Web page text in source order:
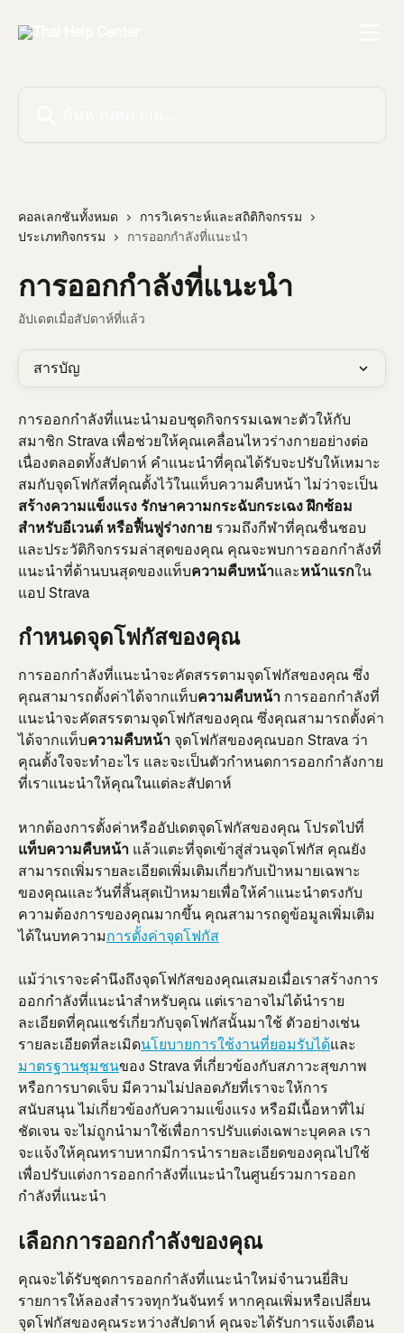
คอลเลกชันทั้งหมด
การวิเคราะห์และสถิติกิจกรรม
ประเภทกิจกรรม
การออกกำลังที่แนะนำ
การออกกำลังที่แนะนำ
อัปเดตเมื่อสัปดาห์ที่แล้ว
สารบัญ
การออกกำลังที่แนะนำมอบชุดกิจกรรมเฉพาะตัวให้กับ
สมาชิก Strava เพื่อช่วยให้คุณเคลื่อนไหวร่างกายอย่างต่อ
เนื่องตลอดทั้งสัปดาห์ คำแนะนำที่คุณได้รับจะปรับให้เหมาะ
สมกับจุดโฟกัสที่คุณตั้งไว้ในแท็บความคืบหน้า ไม่ว่าจะเป็น
สร้างความแข็งแรง รักษาความกระฉับกระเฉง ฝึกซ้อม
สำหรับอีเวนต์ หรือฟื้นฟูร่างกาย รวมถึงกีฬาที่คุณชื่นชอบ
และประวัติกิจกรรมล่าสุดของคุณ คุณจะพบการออกกำลังที่
แนะนำที่ด้านบนสุดของแท็บความคืบหน้าและหน้าแรกใน
แอป Strava
กำหนดจุดโฟกัสของคุณ
การออกกำลังที่แนะนำจะคัดสรรตามจุดโฟกัสของคุณ ซึ่ง
คุณสามารถตั้งค่าได้จากแท็บความคืบหน้า การออกกำลังที่
แนะนำจะคัดสรรตามจุดโฟกัสของคุณ ซึ่งคุณสามารถตั้งค่า
ได้จากแท็บความคืบหน้า จุดโฟกัสของคุณบอก Strava ว่า
คุณตั้งใจจะทำอะไร และจะเป็นตัวกำหนดการออกกำลังกาย
ที่เราแนะนำให้คุณในแต่ละสัปดาห์
หากต้องการตั้งค่าหรืออัปเดตจุดโฟกัสของคุณ โปรดไปที่
แท็บความคืบหน้า แล้วแตะที่จุดเข้าสู่ส่วนจุดโฟกัส คุณยัง
สามารถเพิ่มรายละเอียดเพิ่มเติมเกี่ยวกับเป้าหมายเฉพาะ
ของคุณและวันที่สิ้นสุดเป้าหมายเพื่อให้คำแนะนำตรงกับ
ความต้องการของคุณมากขึ้น คุณสามารถดูข้อมูลเพิ่มเติม
ได้ในบทความการตั้งค่าจุดโฟกัส
แม้ว่าเราจะคำนึงถึงจุดโฟกัสของคุณเสมอเมื่อเราสร้างการ
ออกกำลังที่แนะนำสำหรับคุณ แต่เราอาจไม่ได้นำราย
ละเอียดที่คุณแชร์เกี่ยวกับจุดโฟกัสนั้นมาใช้ ตัวอย่างเช่น
รายละเอียดที่ละเมิดนโยบายการใช้งานที่ยอมรับได้และ
มาตรฐานชุมชนของ Strava ที่เกี่ยวข้องกับสภาวะสุขภาพ
หรือการบาดเจ็บ มีความไม่ปลอดภัยที่เราจะให้การ
สนับสนุน ไม่เกี่ยวข้องกับความแข็งแรง หรือมีเนื้อหาที่ไม่
ชัดเจน จะไม่ถูกนำมาใช้เพื่อการปรับแต่งเฉพาะบุคคล เรา
จะแจ้งให้คุณทราบหากมีการนำรายละเอียดของคุณไปใช้
เพื่อปรับแต่งการออกกำลังที่แนะนำในศูนย์รวมการออก
กำลังที่แนะนำ
เลือกการออกกำลังของคุณ
คุณจะได้รับชุดการออกกำลังที่แนะนำใหม่จำนวนยี่สิบ
รายการให้ลองสำรวจทุกวันจันทร์ หากคุณเพิ่มหรือเปลี่ยน
จุดโฟกัสของคุณระหว่างสัปดาห์ คุณจะได้รับการแจ้งเตือน